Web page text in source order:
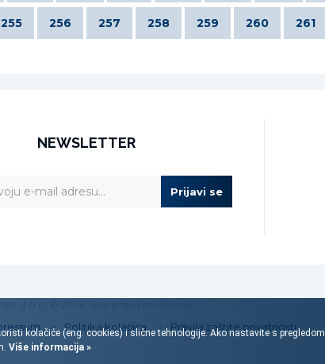
255 256 257 258 259 260 261
NEWSLETTER
Prijavi se
Politika kolačića Pravila zaštite privatnosti
kolačiće (eng. cookies) i slične tehnologije. Ako nastavite s pregledom
Više informacija »